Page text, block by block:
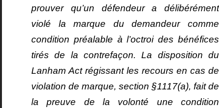
prouver qu’un défendeur a délibérément
violé la marque du demandeur comme
condition préalable à l’octroi des bénéfices
tirés de la contrefaçon. La disposition du
Lanham Act régissant les recours en cas de
violation de marque, section §1117(a), fait de
la preuve de la volonté une condition